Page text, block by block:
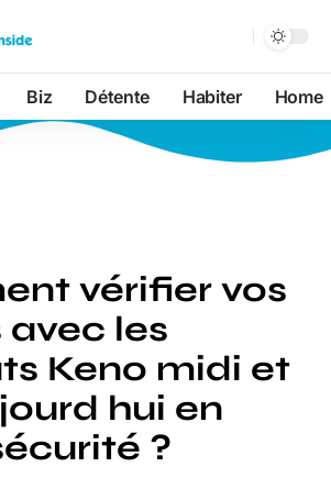
Biz Détente Habiter Home
vérifier vos
les
Keno midi et
hui en
?